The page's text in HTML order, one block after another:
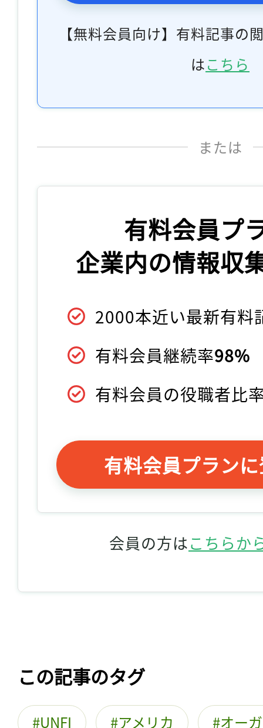
【無料会員向け】有料記事の
はこちら
または
有料会員プ
企業内の情報収
2000本近い最新有料
有料会員継続率98%
有料会員の役職者比
有料会員プラン
会員の方はこちらか
この記事のタグ
UNFI アメリカ オー